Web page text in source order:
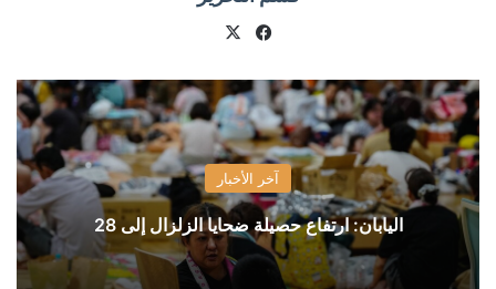
فيسبوك
آخر الأخبار
اليابان: ارتفاع حصيلة ضحايا الزلزال إلى 28